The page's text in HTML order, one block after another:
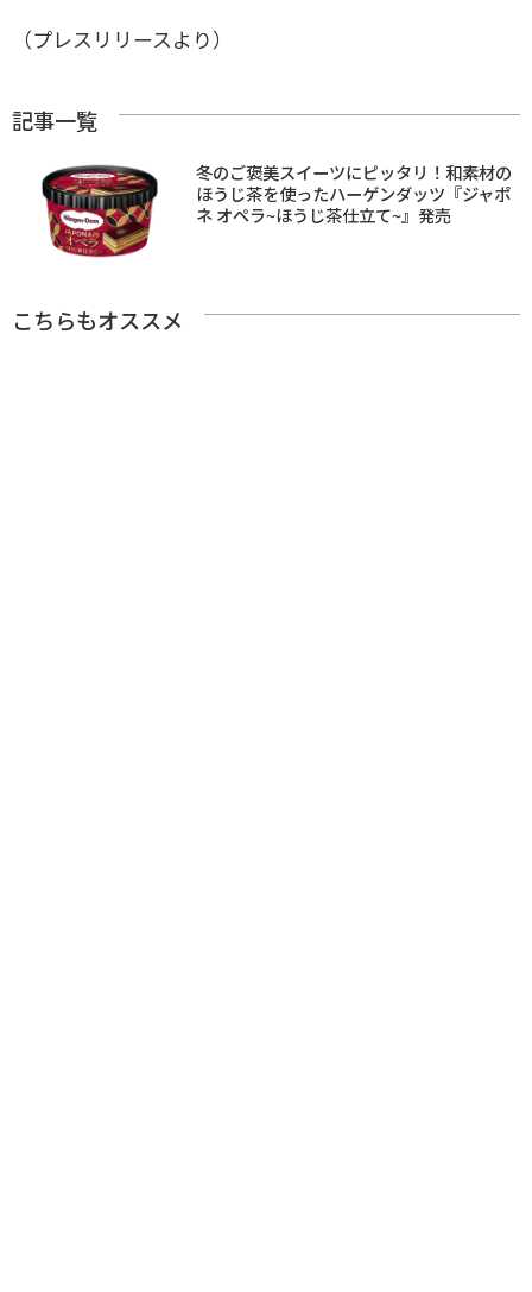
（プレスリリースより）
記事一覧
冬のご褒美スイーツにピッタリ！和素材の
ほうじ茶を使ったハーゲンダッツ『ジャポ
ネ オペラ~ほうじ茶仕立て~』発売
こちらもオススメ